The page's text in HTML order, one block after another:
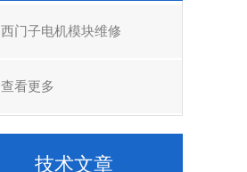
西门子电机模块维修
查看更多
技术文章